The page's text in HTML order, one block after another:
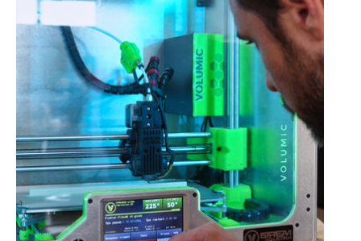
les
bootcamps
FuturFab
arrivent
chez
Make
ICI